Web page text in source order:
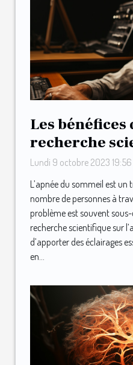
Les bénéfices
recherche
l'apnée du
Lundi 9 octobre 2023 19:56
L’apnée du sommeil est
nombre de personnes à
problème est souvent
recherche scientifique sur
d’apporter des éclairages
en...